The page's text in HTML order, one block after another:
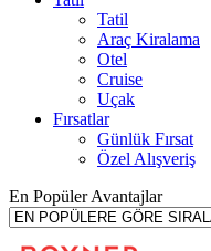
Tatil
Araç Kiralama
Otel
Cruise
Uçak
Fırsatlar
Günlük Fırsat
Özel Alışveriş
En Popüler Avantajlar